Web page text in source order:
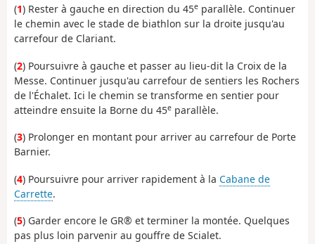
(1) Rester à gauche en direction du 45e parallèle. Continuer
le chemin avec le stade de biathlon sur la droite jusqu'au
carrefour de Clariant.
(2) Poursuivre à gauche et passer au lieu-dit la Croix de la
Messe. Continuer jusqu'au carrefour de sentiers les Rochers
de l'Échalet. Ici le chemin se transforme en sentier pour
atteindre ensuite la Borne du 45e parallèle.
(3) Prolonger en montant pour arriver au carrefour de Porte
Barnier.
(4) Poursuivre pour arriver rapidement à la Cabane de
Carrette.
(5) Garder encore le GR® et terminer la montée. Quelques
pas plus loin parvenir au gouffre de Scialet.